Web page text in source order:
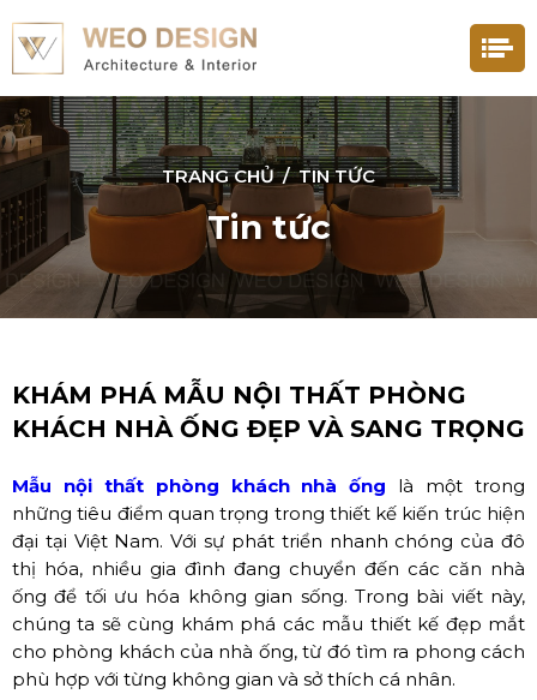
TRANG CHỦ / TIN TỨC
Tin tức
KHÁM PHÁ MẪU NỘI THẤT PHÒNG
KHÁCH NHÀ ỐNG ĐẸP VÀ SANG TRỌNG
Mẫu nội thất phòng khách nhà ống là một trong
những tiêu điểm quan trọng trong thiết kế kiến trúc hiện
đại tại Việt Nam. Với sự phát triển nhanh chóng của đô
thị hóa, nhiều gia đình đang chuyển đến các căn nhà
ống để tối ưu hóa không gian sống. Trong bài viết này,
chúng ta sẽ cùng khám phá các mẫu thiết kế đẹp mắt
cho phòng khách của nhà ống, từ đó tìm ra phong cách
phù hợp với từng không gian và sở thích cá nhân.